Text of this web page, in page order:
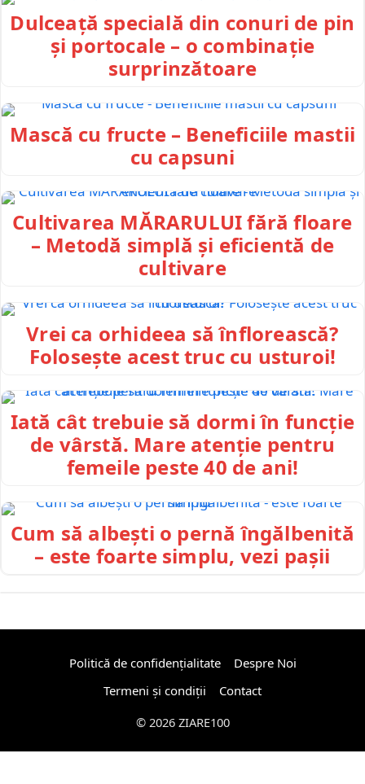
Dulceață specială din conuri de pin
și portocale – o combinație
surprinzătoare
Mască cu fructe – Beneficiile mastii
cu capsuni
Cultivarea MĂRARULUI fără floare
– Metodă simplă și eficientă de
cultivare
Vrei ca orhideea să înflorească?
Folosește acest truc cu usturoi!
Iată cât trebuie să dormi în funcție
de vârstă. Mare atenție pentru
femeile peste 40 de ani!
Cum să albești o pernă îngălbenită
– este foarte simplu, vezi pașii
Politică de confidențialitate
Despre Noi
Termeni și condiții
Contact
© 2026 ZIARE100